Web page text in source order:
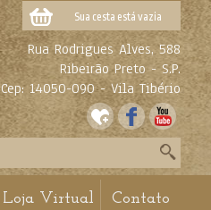
Sua cesta está vazia
Rua Rodrigues Alves, 588
Ribeirão Preto - S.P.
Cep: 14050-090 - Vila Tibério
Loja Virtual Contato